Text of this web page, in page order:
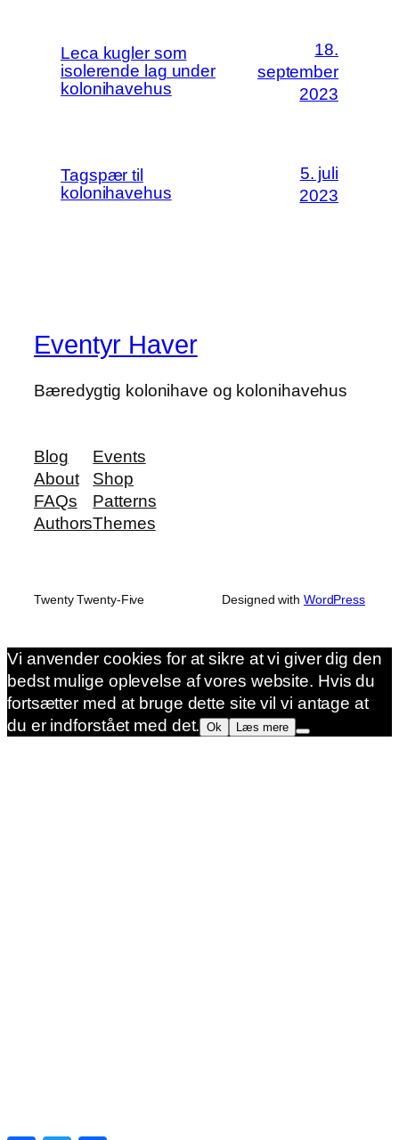
Leca kugler som
isolerende lag under
kolonihavehus
18.
september
2023
Tagspær til
kolonihavehus
5. juli
2023
Eventyr Haver
Bæredygtig kolonihave og kolonihavehus
Blog
About
FAQs
Authors
Events
Shop
Patterns
Themes
Twenty Twenty-Five Designed with WordPress
Vi anvender cookies for at sikre at vi giver dig den
bedst mulige oplevelse af vores website. Hvis du
fortsætter med at bruge dette site vil vi antage at
du er indforstået med det. Ok Læs mere